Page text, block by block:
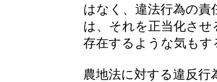
はなく、違法行為の
は、それを正当化さ
存在するような気もす
農地法に対する違反